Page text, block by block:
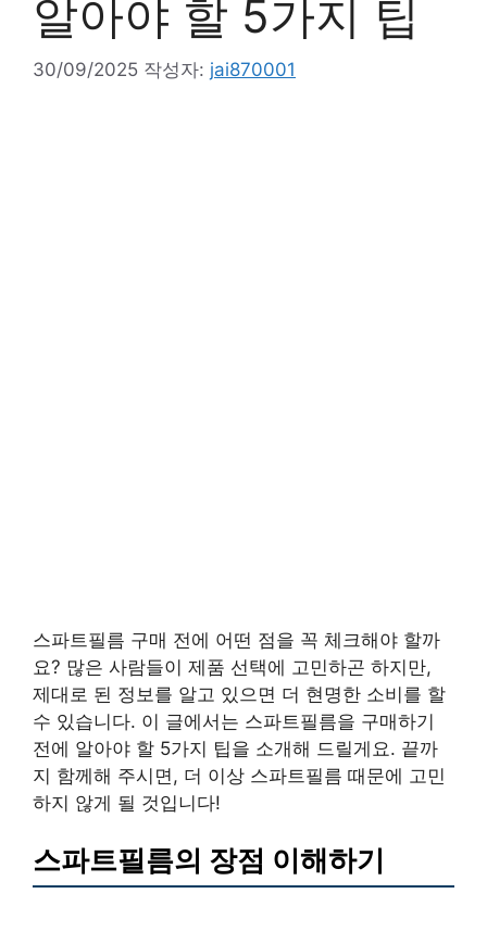
알아야 할 5가지 팁
30/09/2025 작성자: jai870001
스파트필름 구매 전에 어떤 점을 꼭 체크해야 할까
요? 많은 사람들이 제품 선택에 고민하곤 하지만,
제대로 된 정보를 알고 있으면 더 현명한 소비를 할
수 있습니다. 이 글에서는 스파트필름을 구매하기
전에 알아야 할 5가지 팁을 소개해 드릴게요. 끝까
지 함께해 주시면, 더 이상 스파트필름 때문에 고민
하지 않게 될 것입니다!
스파트필름의 장점 이해하기